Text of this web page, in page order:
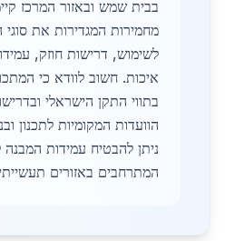
בבית שמש ובאזור המרכז
מחמירות המגדירות את
לשימוש, דרישות חוזק,
איכות. חשוב לוודא כי
בתווי התקן הישראלי
הוועדות המקומיות לתכנון
ניתן להבטיח עמידות המבנה
המתרחבים באזורים